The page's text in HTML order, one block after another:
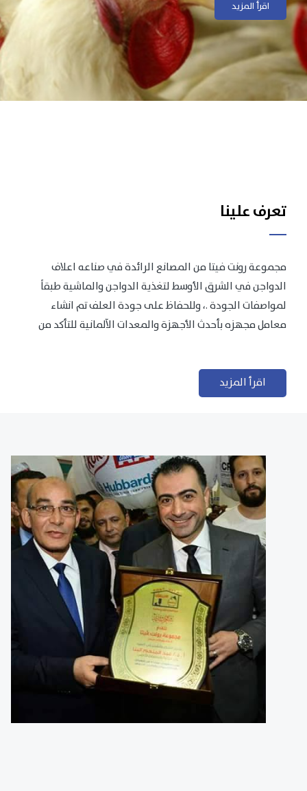
اقرأ المزيداقرأ المزيد
تعرف علينا
مجموعة رونت فيتا من المصانع الرائدة في صناعه اعلاف
الدواجن في الشرق الأوسط لتغذية الدواجن والماشية طبقاً
لمواصفات الجودة .، وللحفاظ على جودة العلف تم انشاء
معامل مجهزه بأحدث الأجهزة والمعدات الآلمانية للتأكد من
اقرأ المزيد